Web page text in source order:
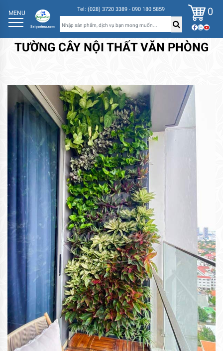
MENU Tel: (028) 3720 3389 - 090 180 5859 0
TƯỜNG CÂY NỘI THẤT VĂN PHÒNG